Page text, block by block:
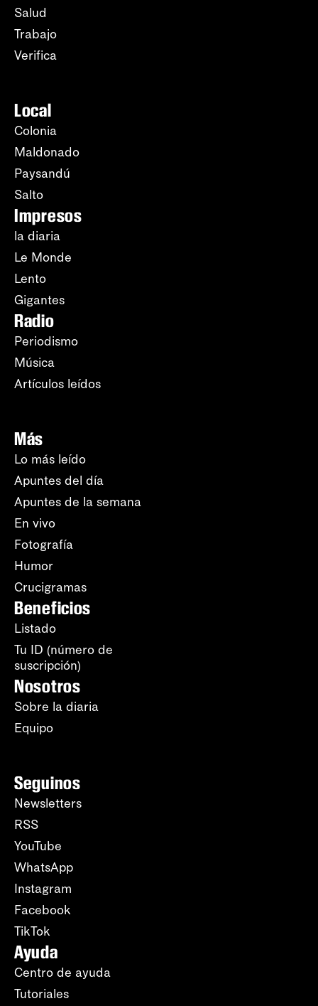
Salud
Trabajo
Verifica
Local
Colonia
Maldonado
Paysandú
Salto
Impresos
la diaria
Le Monde
Lento
Gigantes
Radio
Periodismo
Música
Artículos leídos
Más
Lo más leído
Apuntes del día
Apuntes de la semana
En vivo
Fotografía
Humor
Crucigramas
Beneficios
Listado
Tu ID (número de
suscripción)
Nosotros
Sobre la diaria
Equipo
Seguinos
Newsletters
RSS
YouTube
WhatsApp
Instagram
Facebook
TikTok
Ayuda
Centro de ayuda
Tutoriales